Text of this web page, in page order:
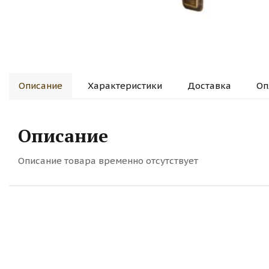
Описание Характеристики Доставка
Описание
Описание товара временно отсутствует